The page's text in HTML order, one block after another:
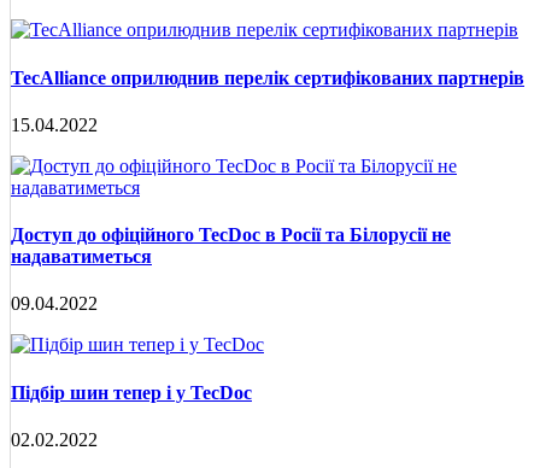
TecAlliance оприлюднив перелік сертифікованих партнерів
15.04.2022
Доступ до офіційного TecDoc в Росії та Білорусії не
надаватиметься
09.04.2022
Підбір шин тепер і у TecDoc
02.02.2022